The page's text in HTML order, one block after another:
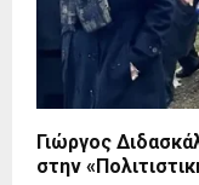
Γιώργος
στην